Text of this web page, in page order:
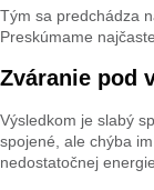
Tým sa predchádza
Preskúmame
Zváranie pod
Výsledkom je slabý
spojené, ale chýba
nedostatočnej